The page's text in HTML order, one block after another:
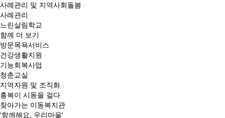
사례관리 및 지역사회돌봄
사례관리
느린살림학교
함께 더 보기
방문목욕서비스
건강생활지원
기능회복사업
청춘교실
지역자원 및 조직화
홍복이 시동을 걸다
찾아가는 이동복지관
'함께해요, 우리마을'